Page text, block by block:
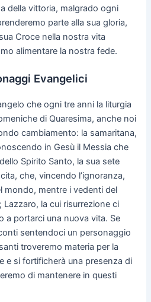
della vittoria, malgrado ogni
parte alla sua gloria,
Croce nella nostra vita
alimentare la nostra fede.
Evangelici
che ogni tre anni la liturgia
di Quaresima, anche noi
cambiamento: la samaritana,
in Gesù il Messia che
Spirito Santo, la sua sete
che, vincendo l’ignoranza,
mondo, mentre i vedenti del
la cui risurrezione ci
a portarci una nuova vita. Se
sentendoci un personaggio
troveremo materia per la
e si fortificherà una presenza di
di mantenere in questi